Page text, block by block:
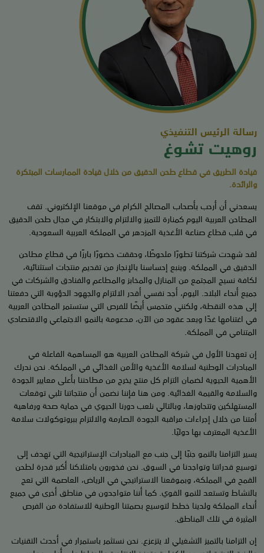
رسالة الرئيس التنفيذي
روهيت تشوغ
قيادة الطريق في قطاع طحن الدقيق من خلال قيادة الممارسات المبتكرة
والرائدة.
يسعدني أن أرحب بأصحاب المصالح الكرام في موقعنا الإلكتروني. تقف
المطاحن العربية اليوم كمنارة للتميز والالتزام والابتكار في مجال طحن الدقيق
في قلب قطاع صناعة الأغذية المزدهر في المملكة العربية السعودية.
لقد شهدت شركتنا تطورًا ملحوظًا، وحققت حضورًا بارزًا في قطاع مطاحن
الدقيق في المملكة. وينبع إحساسنا بالإنجاز من تقديم منتجات استثنائية،
لكافة نسيج المجتمع من المنازل والمخابز والمطاعم والفنادق والشركات في
جميع أنحاء البلاد. اليوم، أجد نفسي أقدر الالتزام والجهود الدؤوبة التي دفعتنا
إلى هذه النقطة، ولكنني متحمس أيضًا للفرص التي ستستمر المطاحن العربية
في اغتنامها غدًا وبعد عقود من الآن، مدعومة بالنمو الاجتماعي والاقتصادي
المتنامي في المملكة.
إن تعهدنا الأول في شركة المطاحن العربية هو المساهمة الفاعلة في
المبادرات الوطنية لسلامة الأغذية والأمن الغذائي في المملكة. نحن ندرك
الأهمية الحيوية لضمان التزام كل منتج يخرج من مطاحننا بأعلى معايير الجودة
والسلامة والقيمة الغذائية. ومن هنا فإننا نضمن أن منتجاتنا تلبي توقعات
المستهلكين وتتجاوزها، وبالتالي نلعب دورنا الحيوي في حماية صحة ورفاهية
أمتنا من خلال إجراءات مراقبة الجودة الصارمة والالتزام ببروتوكولات سلامة
الأغذية المعترف بها دوليًا.
يسير التزامنا بالنمو جنبًا إلى جنب مع المبادرات الإستراتيجية التي تهدف إلى
توسيع قدراتنا وتواجدنا في السوق. نحن فخورون بامتلاكنا أكبر قدرة لطحن
القمح في المملكة، وبموقعنا الاستراتيجي في الرياض، العاصمة التي تعج
بالنشاط وتستعد للنمو القوي. كما أننا متواجدون في مناطق أخرى في جميع
أنحاء المملكة ولدينا خطط لتوسيع بصمتنا الوطنية للاستفادة من الفرص
المثيرة في تلك المناطق.
إن التزامنا بالتميز التشغيلي لا يتزعزع. نحن نستثمر باستمرار في أحدث التقنيات